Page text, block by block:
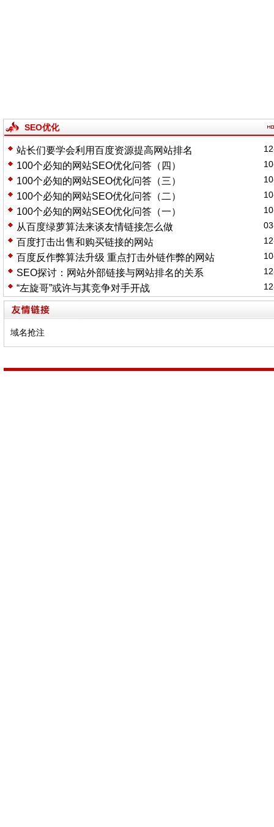
SEO优化
站长们要学会利用百度资源提高网站排名
100个必知的网站SEO优化问答（四）
100个必知的网站SEO优化问答（三）
100个必知的网站SEO优化问答（二）
100个必知的网站SEO优化问答（一）
从百度绿萝算法来谈友情链接怎么做
百度打击出售和购买链接的网站
百度反作弊算法升级 重点打击外链作弊的网站
SEO探讨：网站外部链接与网站排名的关系
“左旋哥”或许与其竞争对手开战
域名抢注